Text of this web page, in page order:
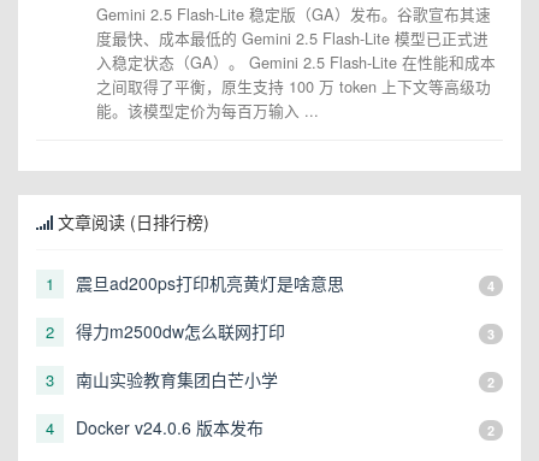
Gemini 2.5 Flash-Lite 稳定版（GA）发布。谷歌宣布其速
度最快、成本最低的 Gemini 2.5 Flash-Lite 模型已正式进
入稳定状态（GA）。 Gemini 2.5 Flash-Lite 在性能和成本
之间取得了平衡，原生支持 100 万 token 上下文等高级功
能。该模型定价为每百万输入 ...
文章阅读 (日排行榜)
1 震旦ad200ps打印机亮黄灯是啥意思 4
2 得力m2500dw怎么联网打印 3
3 南山实验教育集团白芒小学 2
4 Docker v24.0.6 版本发布 2